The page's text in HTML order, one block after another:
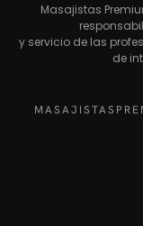
Masajistas
y servicio de las
de